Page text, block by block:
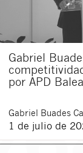
Gabriel
por APD
Gabriel Buades
1 de julio de